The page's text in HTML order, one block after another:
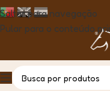
Saltar para navegação
Pular para o conteúdo
Casa Produto Colete